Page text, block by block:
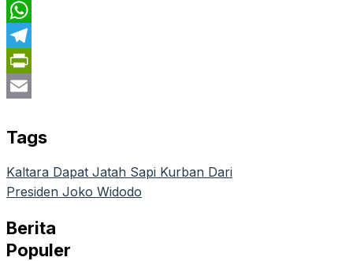
X
WhatsApp
Telegram
PrintFriendly
Tags
Kaltara Dapat Jatah Sapi Kurban Dari
Presiden Joko Widodo
Berita
Populer